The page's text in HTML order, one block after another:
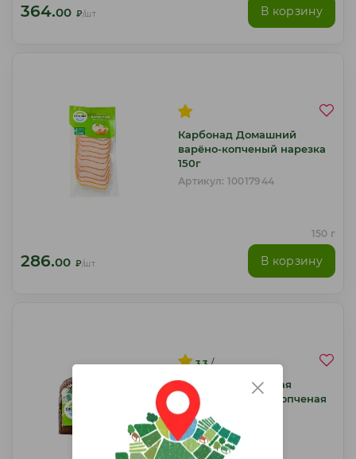
364.00 ₽/шт В корзину
Карбонад Домашний
варёно-копченый нарезка
150г
Артикул: 10017944
150 г
286.00 ₽/шт В корзину
3.3 /
Шейка Кремлевская
Окраина варено-копченая
~350г
Артикул: 10016709